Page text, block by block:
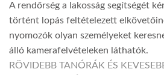
A rendőrség a lakosság segítségét
történt lopás feltételezett
nyomozók olyan személyeket
álló kamerafelvételeken láthatók.
RÖVIDEBB TANÓRÁK ÉS